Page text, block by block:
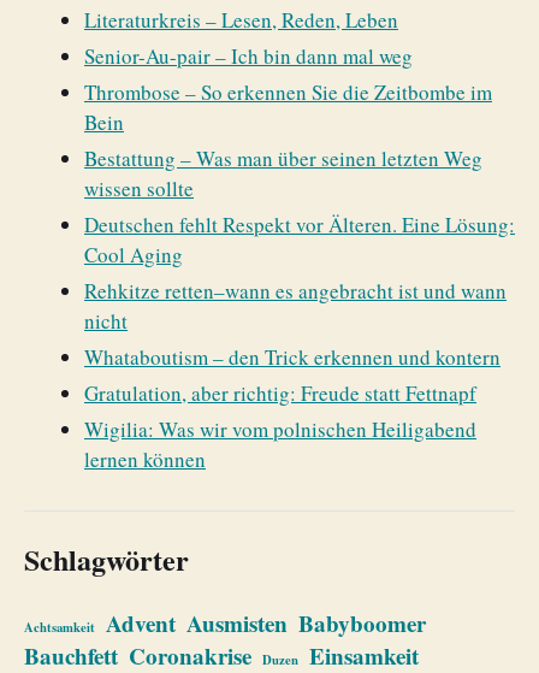
Literaturkreis – Lesen, Reden, Leben
Senior-Au-pair – Ich bin dann mal weg
Thrombose – So erkennen Sie die Zeitbombe im
Bein
Bestattung – Was man über seinen letzten Weg
wissen sollte
Deutschen fehlt Respekt vor Älteren. Eine Lösung:
Cool Aging
Rehkitze retten–wann es angebracht ist und wann
nicht
Whataboutism – den Trick erkennen und kontern
Gratulation, aber richtig: Freude statt Fettnapf
Wigilia: Was wir vom polnischen Heiligabend
lernen können
Schlagwörter
Achtsamkeit Advent Ausmisten Babyboomer
Bauchfett Coronakrise Duzen Einsamkeit